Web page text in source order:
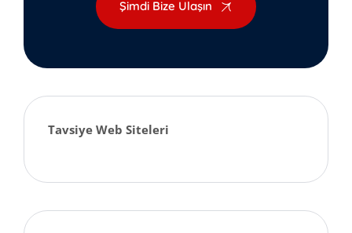
Şimdi Bize Ulaşın
Tavsiye Web Siteleri